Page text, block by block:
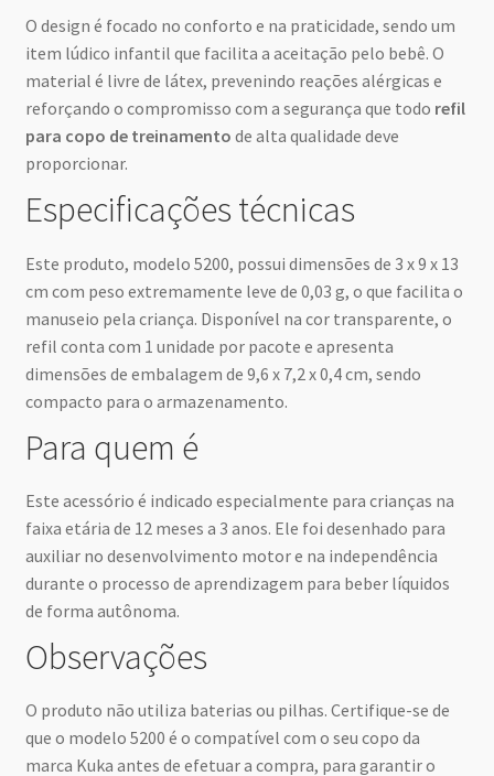
O design é focado no conforto e na praticidade, sendo um
item lúdico infantil que facilita a aceitação pelo bebê. O
material é livre de látex, prevenindo reações alérgicas e
reforçando o compromisso com a segurança que todo refil
para copo de treinamento de alta qualidade deve
proporcionar.
Especificações técnicas
Este produto, modelo 5200, possui dimensões de 3 x 9 x 13
cm com peso extremamente leve de 0,03 g, o que facilita o
manuseio pela criança. Disponível na cor transparente, o
refil conta com 1 unidade por pacote e apresenta
dimensões de embalagem de 9,6 x 7,2 x 0,4 cm, sendo
compacto para o armazenamento.
Para quem é
Este acessório é indicado especialmente para crianças na
faixa etária de 12 meses a 3 anos. Ele foi desenhado para
auxiliar no desenvolvimento motor e na independência
durante o processo de aprendizagem para beber líquidos
de forma autônoma.
Observações
O produto não utiliza baterias ou pilhas. Certifique-se de
que o modelo 5200 é o compatível com o seu copo da
marca Kuka antes de efetuar a compra, para garantir o